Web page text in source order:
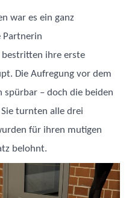
war es ein ganz
Partnerin
bestritten ihre erste
Die Aufregung vor dem
– doch die beiden
turnten alle drei
für ihren mutigen
belohnt.